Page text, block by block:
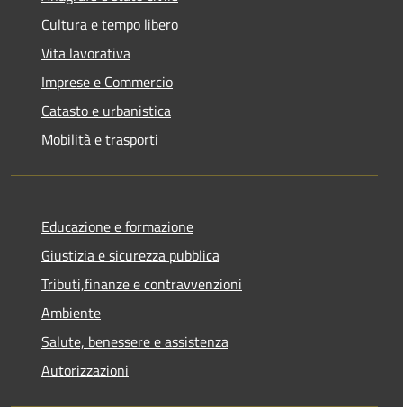
Cultura e tempo libero
Vita lavorativa
Imprese e Commercio
Catasto e urbanistica
Mobilità e trasporti
Educazione e formazione
Giustizia e sicurezza pubblica
Tributi,finanze e contravvenzioni
Ambiente
Salute, benessere e assistenza
Autorizzazioni